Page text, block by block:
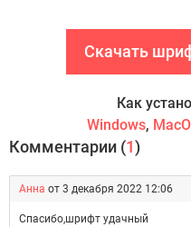
Скачать
Как
Windows,
Комментарии (1)
Анна от 3 декабря 2022 12:06
Спасибо,шрифт удачный